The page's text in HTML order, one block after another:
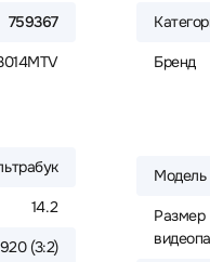
759367
Бренд
14.2
(3:2)
Модель
Размер